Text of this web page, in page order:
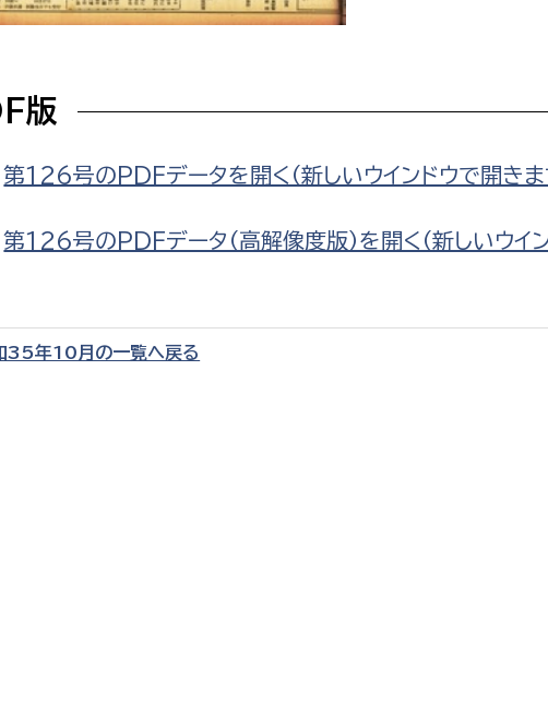
病院管理局：医事課
導課
版
第126号のPDFデータを開く（新しいウインドウで開きま
第126号のPDFデータ（高解像度版）を開く（新しいウイ
35年10月の一覧へ戻る